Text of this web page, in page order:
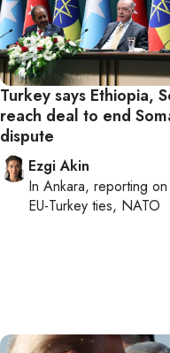
Turkey says Ethiopia,
reach deal to end
dispute
Ezgi Akin
In Ankara, reporting on
EU-Turkey ties, NATO